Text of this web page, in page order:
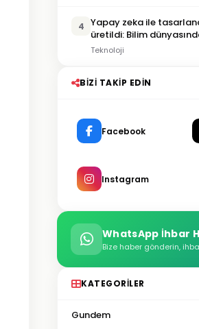
4 Yapay zeka ile
üretildi: Bilim
Teknoloji
BIZI TAKIP EDIN
Facebook
Instagram
WhatsApp İhbar
Bize haber gönderin,
KATEGORILER
Gundem